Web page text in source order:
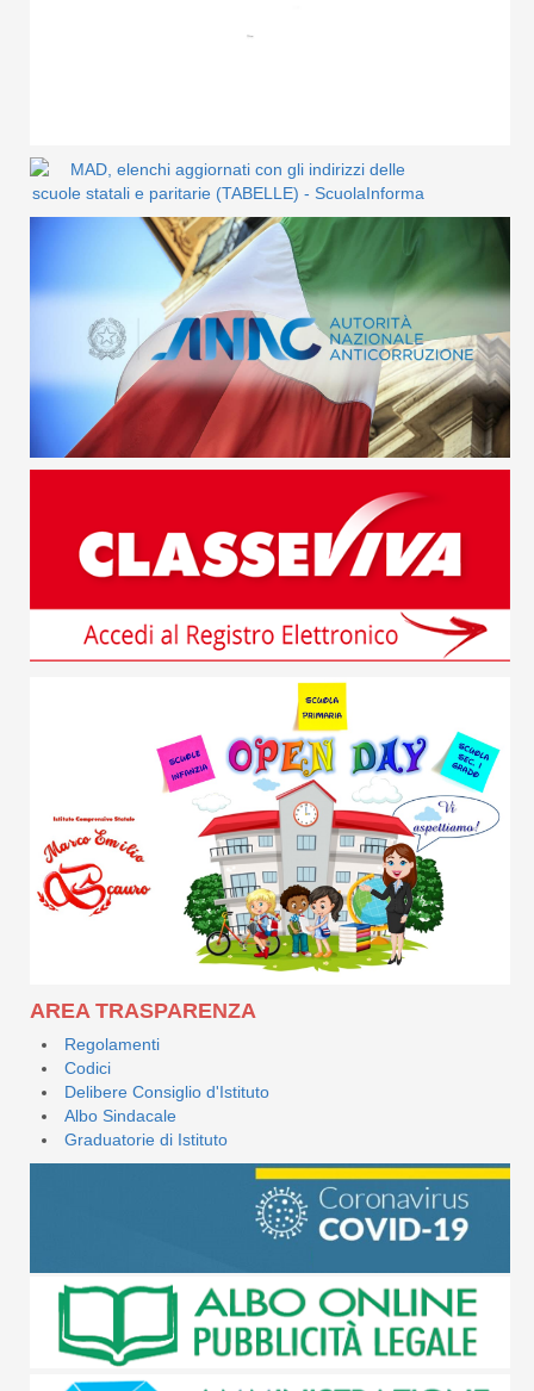
AREA TRASPARENZA
Regolamenti
Codici
Delibere Consiglio d'Istituto
Albo Sindacale
Graduatorie di Istituto